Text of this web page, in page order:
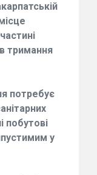
тримання
потребує
побутові
у